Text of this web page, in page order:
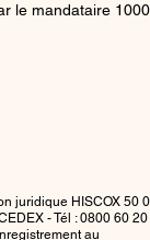
le mandataire
juridique HISCOX 50
- Tél : 0800 60
au